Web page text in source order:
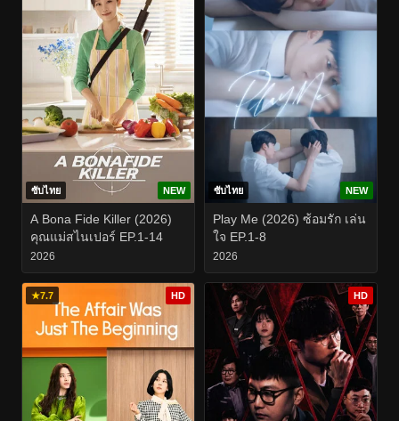
ซับไทย NEW
A Bona Fide Killer (2026)
คุณแม่สไนเปอร์ EP.1-14
2026
ซับไทย NEW
Play Me (2026) ซ้อมรัก เล่น
ใจ EP.1-8
2026
★7.7 HD HD